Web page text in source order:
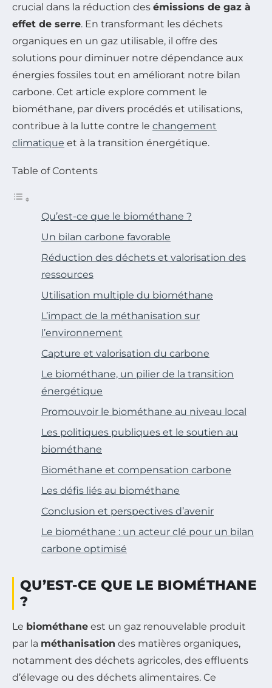
crucial dans la réduction des émissions de gaz à
effet de serre. En transformant les déchets
organiques en un gaz utilisable, il offre des
solutions pour diminuer notre dépendance aux
énergies fossiles tout en améliorant notre bilan
carbone. Cet article explore comment le
biométhane, par divers procédés et utilisations,
contribue à la lutte contre le changement
climatique et à la transition énergétique.
Table of Contents
Qu’est-ce que le biométhane ?
Un bilan carbone favorable
Réduction des déchets et valorisation des
ressources
Utilisation multiple du biométhane
L’impact de la méthanisation sur
l’environnement
Capture et valorisation du carbone
Le biométhane, un pilier de la transition
énergétique
Promouvoir le biométhane au niveau local
Les politiques publiques et le soutien au
biométhane
Biométhane et compensation carbone
Les défis liés au biométhane
Conclusion et perspectives d’avenir
Le biométhane : un acteur clé pour un bilan
carbone optimisé
QU’EST-CE QUE LE BIOMÉTHANE
?
Le biométhane est un gaz renouvelable produit
par la méthanisation des matières organiques,
notamment des déchets agricoles, des effluents
d’élevage ou des déchets alimentaires. Ce